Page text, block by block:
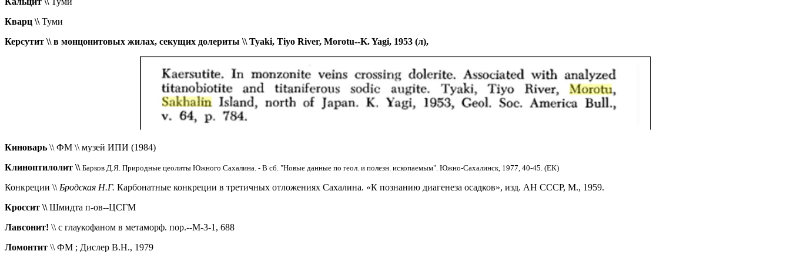
Кварц \\Туми
Керсутит \\ в монцонитовых жилах, секущих долериты \\ Tyaki, Tiyo River, Morotu--K. Yagi, 1953 (л),
Киноварь \\ ФМ \\ музей ИПИ (1984)
Клиноптилолит \\ Барков Д.Я. Природные цеолиты Южного Сахалина. - В сб. "Новые данные по геол. и полезн. ископаемым". Южно-Сахалинск, 1977, 40-45. (ЕК)
Конкреции \\ Бродская Н.Г. Карбонатные конкреции в третичных отложениях Сахалина. «К познанию диагенеза осадков», изд. АН СССР, М., 1959.
Кроссит \\Шмидта п-ов--ЦСГМ
Лавсонит! \\ с глаукофаном в метаморф. пор.--М-3-1, 688
Ломонтит \\ ФМ ; Дислер В.Н., 1979